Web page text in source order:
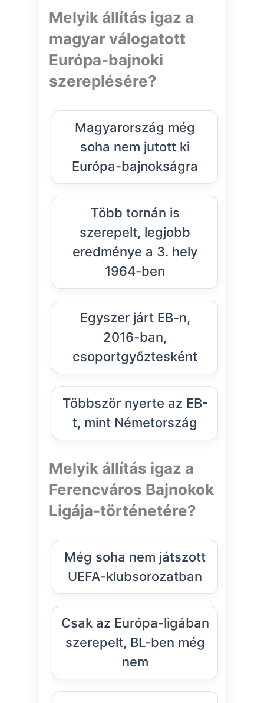
Melyik állítás igaz a
magyar válogatott
Európa-bajnoki
szereplésére?
Magyarország még
soha nem jutott ki
Európa-bajnokságra
Több tornán is
szerepelt, legjobb
eredménye a 3. hely
1964-ben
Egyszer járt EB-n,
2016-ban,
csoportgyőztesként
Többször nyerte az EB-
t, mint Németország
Melyik állítás igaz a
Ferencváros Bajnokok
Ligája-történetére?
Még soha nem játszott
UEFA-klubsorozatban
Csak az Európa-ligában
szerepelt, BL-ben még
nem